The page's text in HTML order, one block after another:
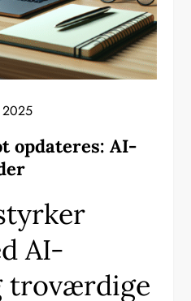
2025
opdateres: AI-
AI-
troværdige